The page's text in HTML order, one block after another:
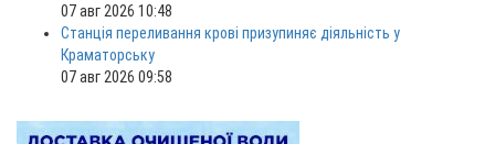
07 авг 2026 10:48
Станція переливання крові призупиняє діяльність у
Краматорську
07 авг 2026 09:58